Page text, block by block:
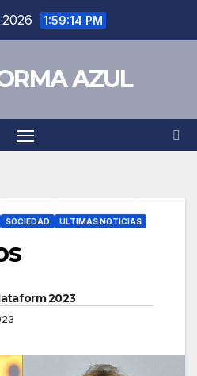
1:59:15 PM
AZUL
SOCIEDAD ULTIMAS NOTICIAS
2023